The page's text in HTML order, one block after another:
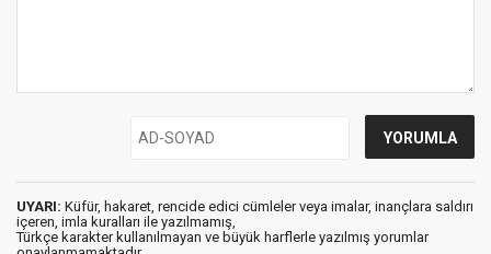
UYARI: Küfür, hakaret, rencide edici cümleler veya imalar, inançlara saldırı
içeren, imla kuralları ile yazılmamış,
Türkçe karakter kullanılmayan ve büyük harflerle yazılmış yorumlar